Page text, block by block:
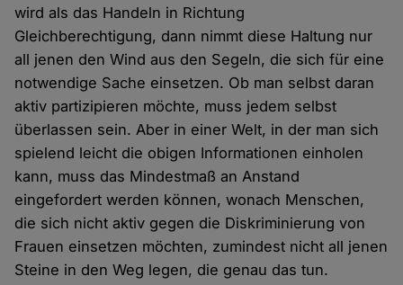
wird als das Handeln in Richtung
Gleichberechtigung, dann nimmt diese Haltung nur
all jenen den Wind aus den Segeln, die sich für eine
notwendige Sache einsetzen. Ob man selbst daran
aktiv partizipieren möchte, muss jedem selbst
überlassen sein. Aber in einer Welt, in der man sich
spielend leicht die obigen Informationen einholen
kann, muss das Mindestmaß an Anstand
eingefordert werden können, wonach Menschen,
die sich nicht aktiv gegen die Diskriminierung von
Frauen einsetzen möchten, zumindest nicht all jenen
Steine in den Weg legen, die genau das tun.